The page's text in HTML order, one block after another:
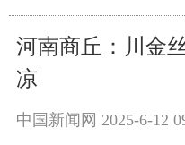
河南商丘：川金
凉
中国新闻网 2025-6-12